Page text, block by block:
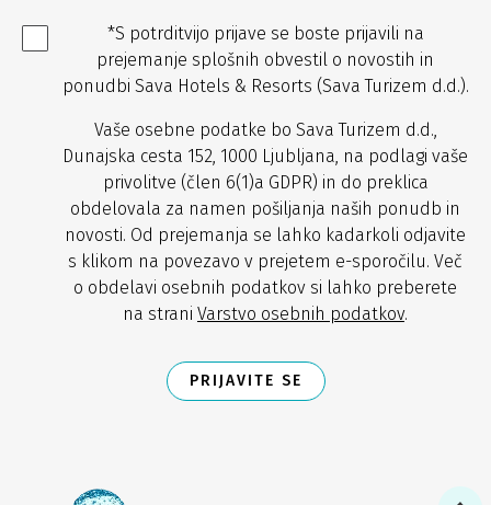
*S potrditvijo prijave se boste prijavili na
prejemanje splošnih obvestil o novostih in
ponudbi Sava Hotels & Resorts (Sava Turizem d.d.).
Vaše osebne podatke bo Sava Turizem d.d.,
Dunajska cesta 152, 1000 Ljubljana, na podlagi vaše
privolitve (člen 6(1)a GDPR) in do preklica
obdelovala za namen pošiljanja naših ponudb in
novosti. Od prejemanja se lahko kadarkoli odjavite
s klikom na povezavo v prejetem e-sporočilu. Več
o obdelavi osebnih podatkov si lahko preberete
na strani Varstvo osebnih podatkov.
PRIJAVITE SE